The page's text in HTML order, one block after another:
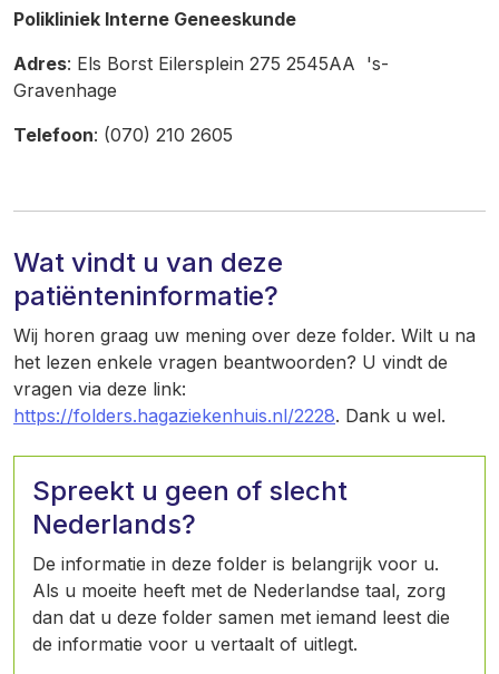
Polikliniek Interne Geneeskunde
Adres: Els Borst Eilersplein 275 2545AA 's-
Gravenhage
Telefoon: (070) 210 2605
Wat vindt u van deze
patiënteninformatie?
Wij horen graag uw mening over deze folder. Wilt u na
het lezen enkele vragen beantwoorden? U vindt de
vragen via deze link:
https://folders.hagaziekenhuis.nl/2228. Dank u wel.
Spreekt u geen of slecht
Nederlands?
De informatie in deze folder is belangrijk voor u.
Als u moeite heeft met de Nederlandse taal, zorg
dan dat u deze folder samen met iemand leest die
de informatie voor u vertaalt of uitlegt.